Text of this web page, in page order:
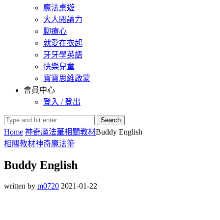
魔法桌遊
大人閱讀力
聊療心
就愛在衣起
牙牙學英語
快樂兒童
寶寶思維啟蒙
會員中心
登入 / 登出
Search
Home 神奇魔法筆相關教材Buddy English
相關教材神奇魔法筆
Buddy English
written by m0720 2021-01-22